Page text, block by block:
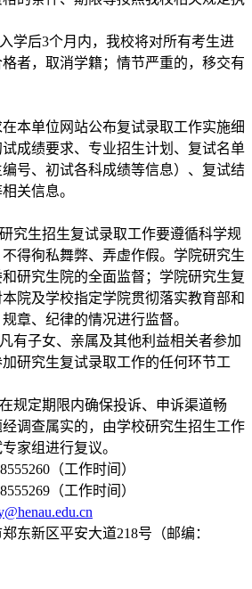
后3个月内，我校将对所有考生进
者，取消学籍；情节严重的，移交有
单位网站公布复试录取工作实施细
成绩要求、专业招生计划、复试名单
编号、初试各科成绩等信息）、复试结
关信息。
生招生复试录取工作要遵循科学规
得徇私舞弊、弄虚作假。学院研究生
研究生院的全面监督；学院研究生复
院及学校指定学院贯彻落实教育部和
章、纪律的情况进行监督。
子女、亲属及其他利益相关者参加
研究生复试录取工作的任何环节工
定期限内确保投诉、申诉渠道畅
调查属实的，由学校研究生招生工作
家组进行复议。
（工作时间）
（工作时间）
新区平安大道218号（邮编：